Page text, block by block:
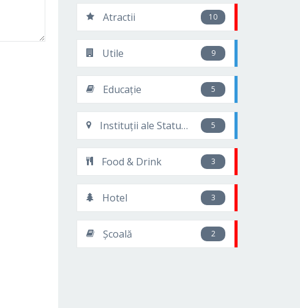
Atractii 10
Utile 9
Educație 5
Instituții ale Statului 5
Food & Drink 3
Hotel 3
Școală 2